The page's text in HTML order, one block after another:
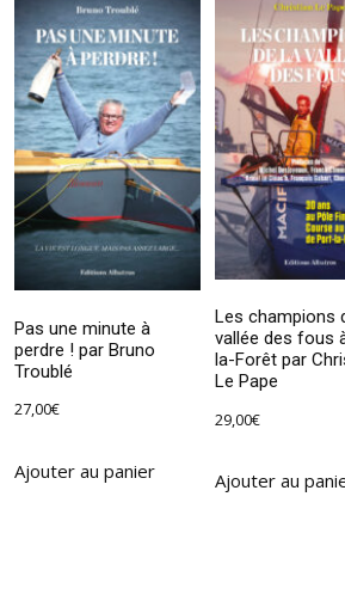
Pas une minute à
perdre ! par Bruno
Troublé
27,00€
Ajouter au panier
Les champions
vallée des fous
la-Forêt par
Le Pape
29,00€
Ajouter au